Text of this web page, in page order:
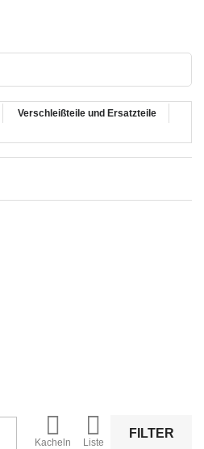
Verschleißteile und Ersatzteile

Kacheln

Liste
FILTER